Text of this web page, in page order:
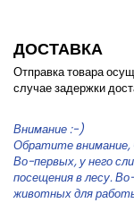
ДОСТАВКА
Отправка товара
случае задержки
Внимание :-)
Обратите внимание,
Во-первых, у него
посещения в лесу.
животных для